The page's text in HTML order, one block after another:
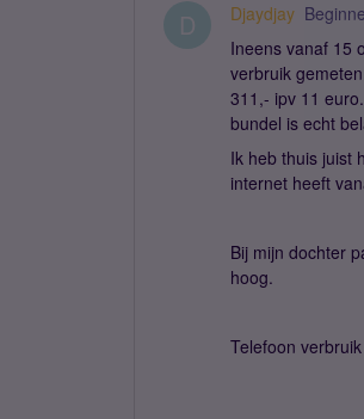
D Djaydjay
Ineens vanaf 15
verbruik
311,- ipv 11
bundel is echt
Ik heb thuis juist
internet heeft
Bij mijn dochter
hoog.
Telefoon